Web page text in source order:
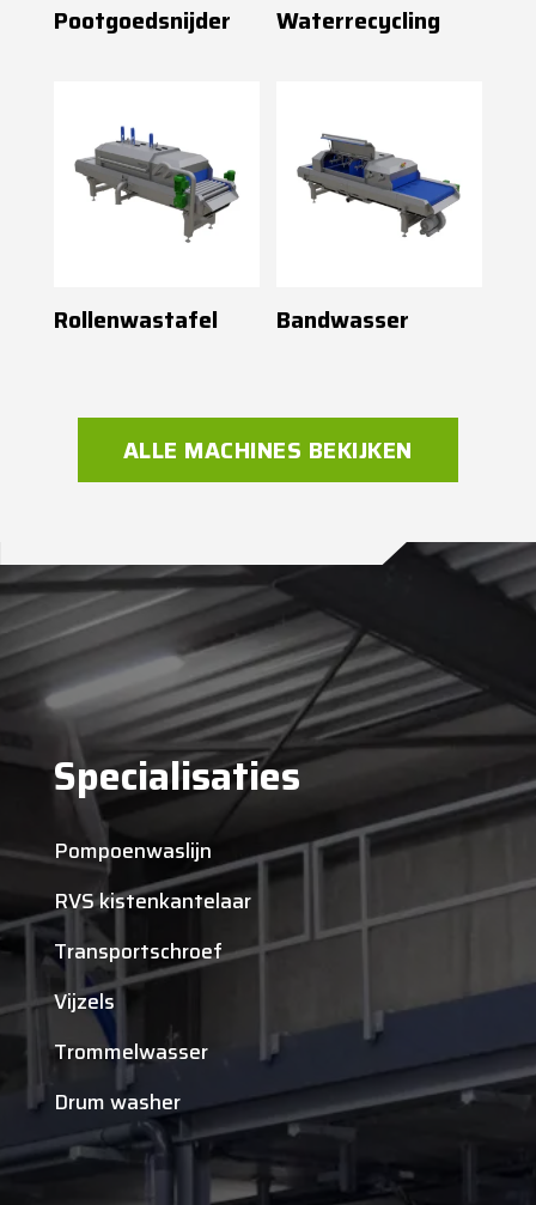
Pootgoedsnijder Waterrecycling
Rollenwastafel Bandwasser
ALLE MACHINES BEKIJKEN
Specialisaties
Pompoenwaslijn
RVS kistenkantelaar
Transportschroef
Vijzels
Trommelwasser
Drum washer